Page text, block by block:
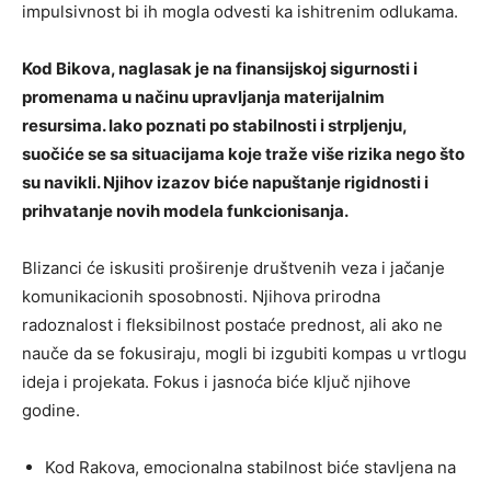
impulsivnost bi ih mogla odvesti ka ishitrenim odlukama.
Kod Bikova, naglasak je na finansijskoj sigurnosti i
promenama u načinu upravljanja materijalnim
resursima. Iako poznati po stabilnosti i strpljenju,
suočiće se sa situacijama koje traže više rizika nego što
su navikli. Njihov izazov biće napuštanje rigidnosti i
prihvatanje novih modela funkcionisanja.
Blizanci će iskusiti proširenje društvenih veza i jačanje
komunikacionih sposobnosti. Njihova prirodna
radoznalost i fleksibilnost postaće prednost, ali ako ne
nauče da se fokusiraju, mogli bi izgubiti kompas u vrtlogu
ideja i projekata. Fokus i jasnoća biće ključ njihove
godine.
Kod Rakova, emocionalna stabilnost biće stavljena na